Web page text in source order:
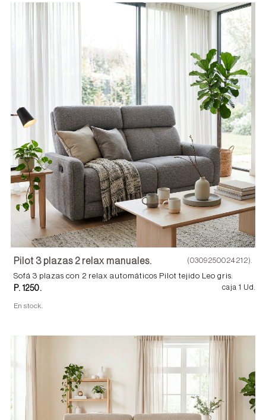
Pilot 3 plazas 2 relax manuales. (0309250024212).
Sofá 3 plazas con 2 relax automáticos Pilot tejido Leo gris.
P. 1250. caja 1 Ud.
En stock.